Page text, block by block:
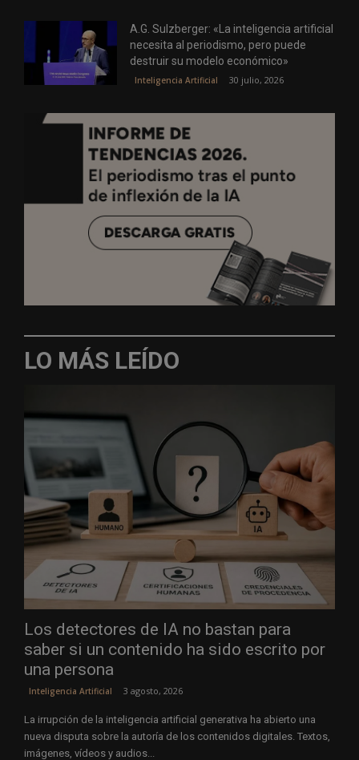
A.G. Sulzberger: «La inteligencia artificial
necesita al periodismo, pero puede
destruir su modelo económico»
Inteligencia Artificial 30 julio, 2026
LO MÁS LEÍDO
Los detectores de IA no bastan para
saber si un contenido ha sido escrito por
una persona
Inteligencia Artificial 3 agosto, 2026
La irrupción de la inteligencia artificial generativa ha abierto una
nueva disputa sobre la autoría de los contenidos digitales. Textos,
imágenes, vídeos y audios...